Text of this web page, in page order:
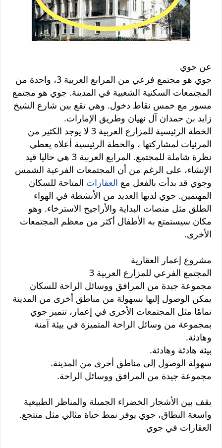
عن جوي
جوي هو مجتمع فرعي من المرابع العربية 3، واحدة من
المجتمعات السكنية الشعبية في المدينة. جوي هو مجتمع
مسور مع خمس نقاط دخول. وهي تقع بين شارع الشيخ
زايد بن حمدان آل نهيان وطريق الإمارات.
الخطة الرئيسية للمزارع العربية 3 لا يوجد الكثير من
المرئيات لمشاركتها ، والخطة الرئيسية أعلاه يعطي
نظرة شاملة للمجتمع. المرابع العربية 3 هي حاليا قيد
الإنشاء، على الرغم من أن المجتمعات الفرعية الشمس
وجوي قد بدأت بالفعل مع العقارات المتاحة للسكان
المهتمين. جوي لديها العديد من الأنشطة في الهواء
الطلق مثل منصات البداية والأراجيح الاسترخاء. وهو
مكان سيستمتع به الأطفال أكثر من معظم المجتمعات
الأخرى.
مشروع إعمار العقارية
المجتمع الفرعي للمزارع العربية 3
مجموعة جيدة من المرافق ووسائل الراحة للسكان
يمكن الوصول إليها بسهولة من مناطق أخرى من المدينة
تمامًا مثل المجتمعات الأخرى في إعمار، تتميز جوي
بمجموعة من وسائل الراحة المتميزة في بيئة آمنة
وهادئة.
بيئة هادئة وهادئة.
سهولة الوصول إلى مناطق أخرى من المدينة.
مجموعة جيدة من المرافق ووسائل الراحة.
يقف بين الأشجار الخضراء الجميلة والمناظر الطبيعية
واسعة النطاق، جوي يوفر نمط حياة مثالي مثل منتجع.
العقارات في جوي